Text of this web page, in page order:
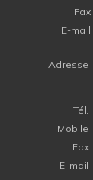
Fax
E-mail
Adresse
Tél.
Mobile
Fax
E-mail